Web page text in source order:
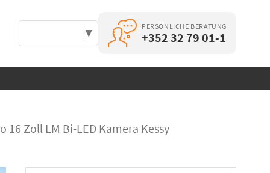
▼
PERSÖNLICHE BERATUNG
+352 32 79 01-1
Zoll LM Bi-LED Kamera Kessy